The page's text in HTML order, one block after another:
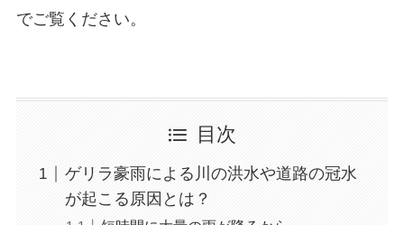
でご覧ください。
目次
ゲリラ豪雨による川の洪水や道路の冠水
が起こる原因とは？